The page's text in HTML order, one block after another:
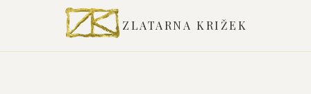
ZLATARNA KRIŽEK